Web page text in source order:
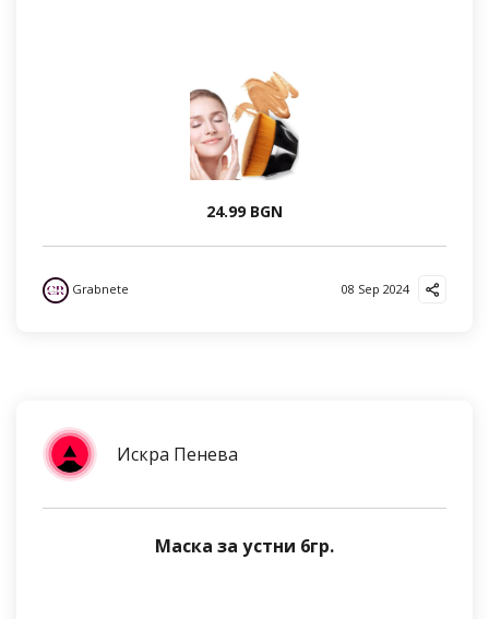
24.99 BGN
Grabnete 08 Sep 2024
Искра Пенева
Маска за устни 6гр.